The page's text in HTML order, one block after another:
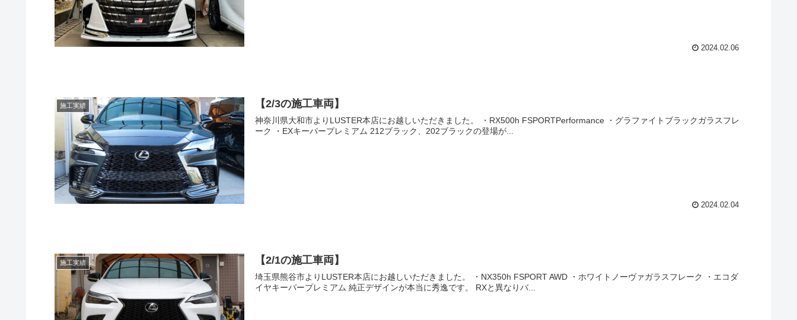
2024.02.06
施工実績 【2/3の施工車両】
神奈川県大和市よりLUSTER本店にお越しいただきました。 ・RX500h FSPORTPerformance ・グラファイトブラックガラスフレ
ーク ・EXキーパープレミアム 212ブラック、202ブラックの登場が...
2024.02.04
施工実績 【2/1の施工車両】
埼玉県熊谷市よりLUSTER本店にお越しいただきました。 ・NX350h FSPORT AWD ・ホワイトノーヴァガラスフレーク ・エコダ
イヤキーパープレミアム 純正デザインが本当に秀逸です。 RXと異なりバ...